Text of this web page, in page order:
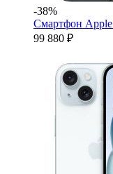
-38%
Смартфон
99 880 ₽